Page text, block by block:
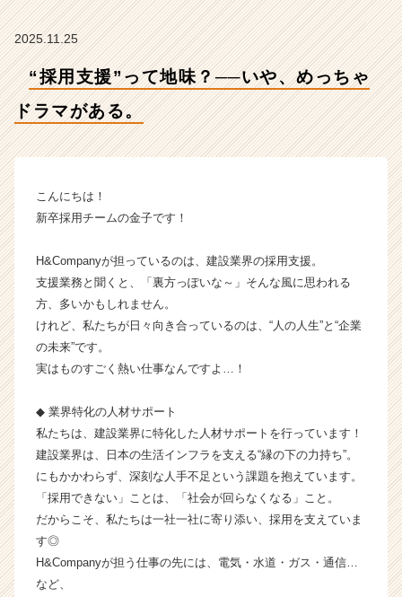
p
の
ム
ン】
|
ベ
ン
ャ
長
企
業
か
ら
ス
ト
2025.11.25
“採用支援”って地味？──いや、めっちゃ
ドラマがある。
こんにちは！
新卒採用チームの金子です！
H&Companyが担っているのは、建設業界の採用支援。
支援業務と聞くと、「裏方っぽいな～」そんな風に思われる
方、多いかもしれません。
けれど、私たちが日々向き合っているのは、“人の人生”と“企業
の未来”です。
実はものすごく熱い仕事なんですよ…！
◆ 業界特化の人材サポート
私たちは、建設業界に特化した人材サポートを行っています！
建設業界は、日本の生活インフラを支える“縁の下の力持ち”。
にもかかわらず、深刻な人手不足という課題を抱えています。
「採用できない」ことは、「社会が回らなくなる」こと。
だからこそ、私たちは一社一社に寄り添い、採用を支えていま
す◎
H&Companyが担う仕事の先には、電気・水道・ガス・通信…
など、